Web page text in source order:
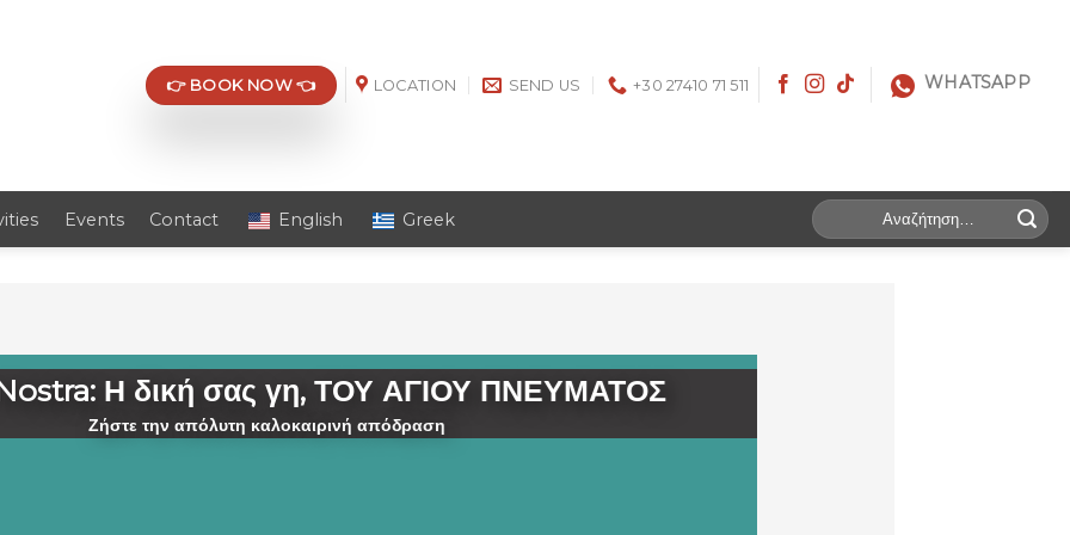
👉 BOOK NOW 👈 LOCATION SEND US +30 27410 71 511 WHATSAPP
Events Contact English Greek
Search
for:
Η δική σας γη, ΤΟΥ ΑΓΙΟΥ ΠΝΕΥΜΑΤΟΣ
Ζήστε την απόλυτη καλοκαιρινή απόδραση